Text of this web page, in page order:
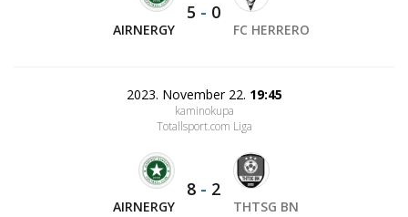
AIRNERGY
5 - 0
FC HERRERO
2023. November 22. 19:45
kaminokupa
Totallsport.com Liga
AIRNERGY
8 - 2
THTSG BN